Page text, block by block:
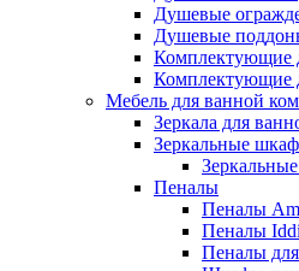
Душевые
Душевые
Комплектующие
Комплектующие
Мебель для ванной
Зеркала для
Зеркальные
Пеналы
Пеналы
Пеналы
Пеналы